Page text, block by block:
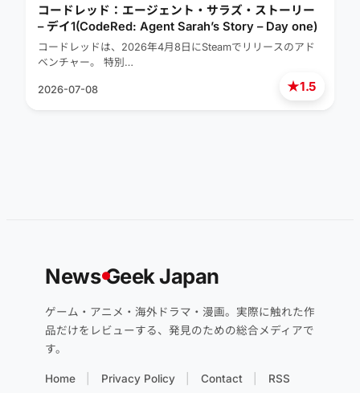
★1.5
コードレッド：エージェント・サラズ・ストーリー
– デイ1(CodeRed: Agent Sarah’s Story – Day one)
コードレッドは、2026年4月8日にSteamでリリースのアド
ベンチャー。 特別…
2026-07-08
NewsGeek Japan
ゲーム・アニメ・海外ドラマ・漫画。実際に触れた作
品だけをレビューする、発見のための総合メディアで
す。
Home Privacy Policy Contact RSS